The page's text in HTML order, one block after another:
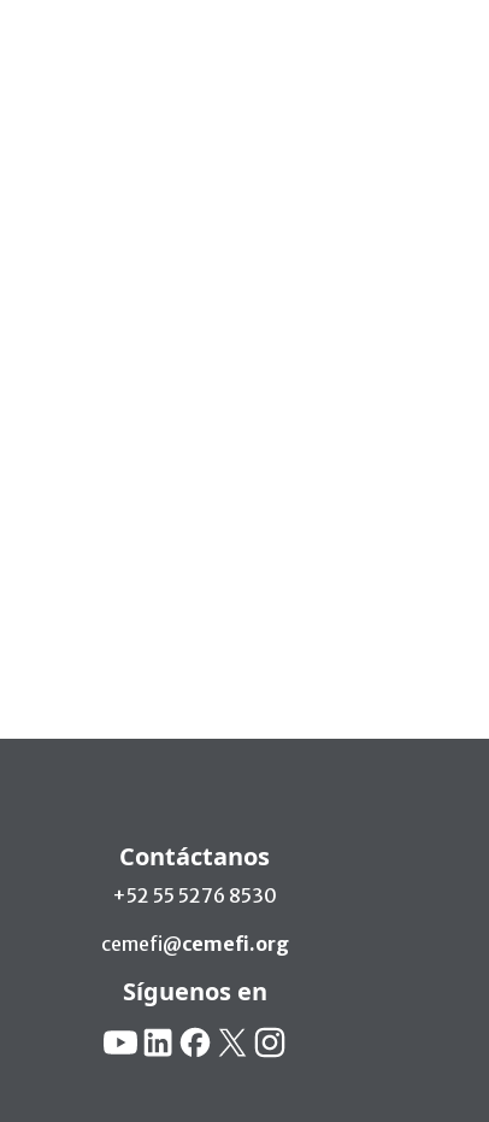
Contáctanos
+52 55 5276 8530
cemefi@cemefi.org
Síguenos en
Redes Sociales:
YouTube
LinkedinFacebook
X Instagram